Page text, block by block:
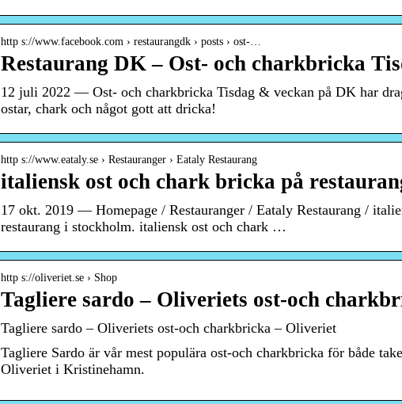
http s://www.facebook.com › restaurangdk › posts › ost-…
Restaurang DK – Ost- och charkbricka
12 juli 2022 — Ost- och charkbricka Tisdag & veckan på DK har
ostar, chark och något gott att dricka!
http s://www.eataly.se › Restauranger › Eataly Restaurang
italiensk ost och chark bricka på
17 okt. 2019 — Homepage / Restauranger / Eataly Restaurang /
restaurang i stockholm. italiensk ost och chark …
http s://oliveriet.se › Shop
Tagliere sardo – Oliveriets ost-och
Tagliere sardo – Oliveriets ost-och charkbricka – Oliveriet
Tagliere Sardo är vår mest populära ost-och charkbricka för både
Oliveriet i Kristinehamn.